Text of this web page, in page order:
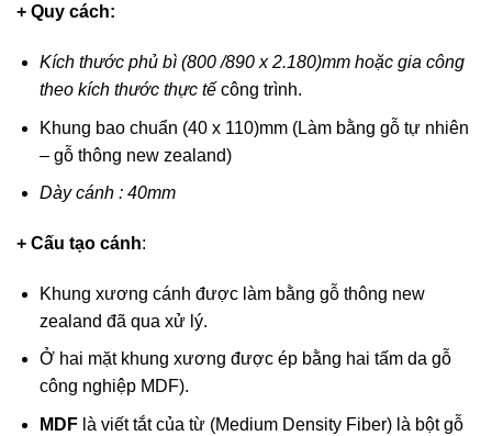
+ Quy cách:
Kích thước phủ bì (800 /890 x 2.180)mm hoặc gia công
theo kích thước thực tế công trình.
Khung bao chuẩn (40 x 110)mm (Làm bằng gỗ tự nhiên
– gỗ thông new zealand)
Dày cánh : 40mm
+ Cấu tạo cánh:
Khung xương cánh được làm bằng gỗ thông new
zealand đã qua xử lý.
Ở hai mặt khung xương được ép bằng hai tấm da gỗ
công nghiệp MDF).
MDFlà viết tắt của từ (Medium Density Fiber) là bột gỗ